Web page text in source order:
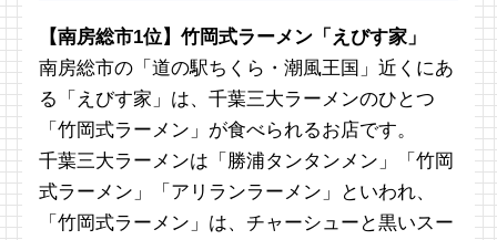
【南房総市1位】竹岡式ラーメン「えびす家」
南房総市の「道の駅ちくら・潮風王国」近くにあ
る「えびす家」は、千葉三大ラーメンのひとつ
「竹岡式ラーメン」が食べられるお店です。
千葉三大ラーメンは「勝浦タンタンメン」「竹岡
式ラーメン」「アリランラーメン」といわれ、
「竹岡式ラーメン」は、チャーシューと黒いスー